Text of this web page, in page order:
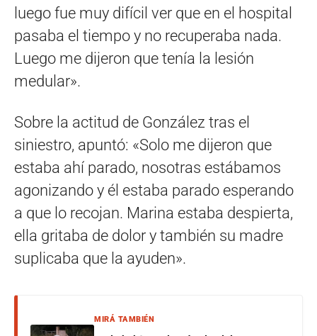
luego fue muy difícil ver que en el hospital
pasaba el tiempo y no recuperaba nada.
Luego me dijeron que tenía la lesión
medular».
Sobre la actitud de González tras el
siniestro, apuntó: «Solo me dijeron que
estaba ahí parado, nosotras estábamos
agonizando y él estaba parado esperando
a que lo recojan. Marina estaba despierta,
ella gritaba de dolor y también su madre
suplicaba que la ayuden».
MIRÁ TAMBIÉN